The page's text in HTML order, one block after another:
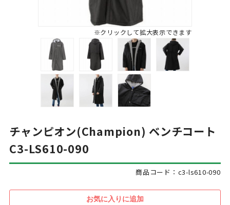
※クリックして拡大表示できます
チャンピオン(Champion) ベンチコート
C3-LS610-090
商品コード：c3-ls610-090